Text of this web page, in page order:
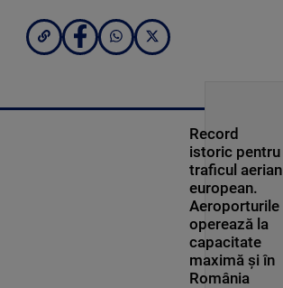
Record
istoric pentru
traficul aerian
european.
Aeroporturile
operează la
capacitate
maximă și în
România